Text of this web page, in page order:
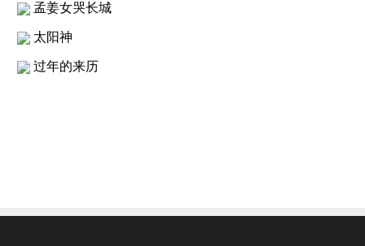
孟姜女哭长城
太阳神
过年的来历